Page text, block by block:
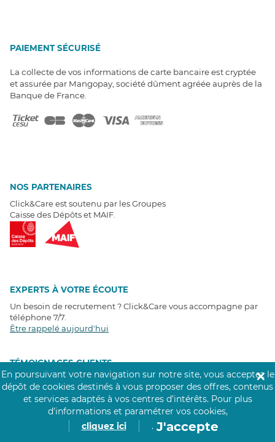
PAIEMENT SÉCURISÉ
La collecte de vos informations de carte bancaire est cryptée
et assurée par Mangopay, société dûment agréée auprès de la
Banque de France.
NOS PARTENAIRES
Click&Care est soutenu par les Groupes
Caisse des Dépôts et MAIF.
EXPERTS À VOTRE ÉCOUTE
Un besoin de recrutement ? Click&Care vous accompagne par
téléphone 7/7
Être rappelé aujourd'hui
TÉMOIGNAGES CLIENTS
4,6 /5
Avis clientsrécoltés sur
Google
En poursuivant votre navigation sur notre site, vous acceptez le
dépôt de cookies destinés à vous proposer des offres, contenus
et services adaptés à vos centres d’intérêts. Pour plus
d’informations et paramétrer vos cookies,
cliquez ici
. J'accepte
✕